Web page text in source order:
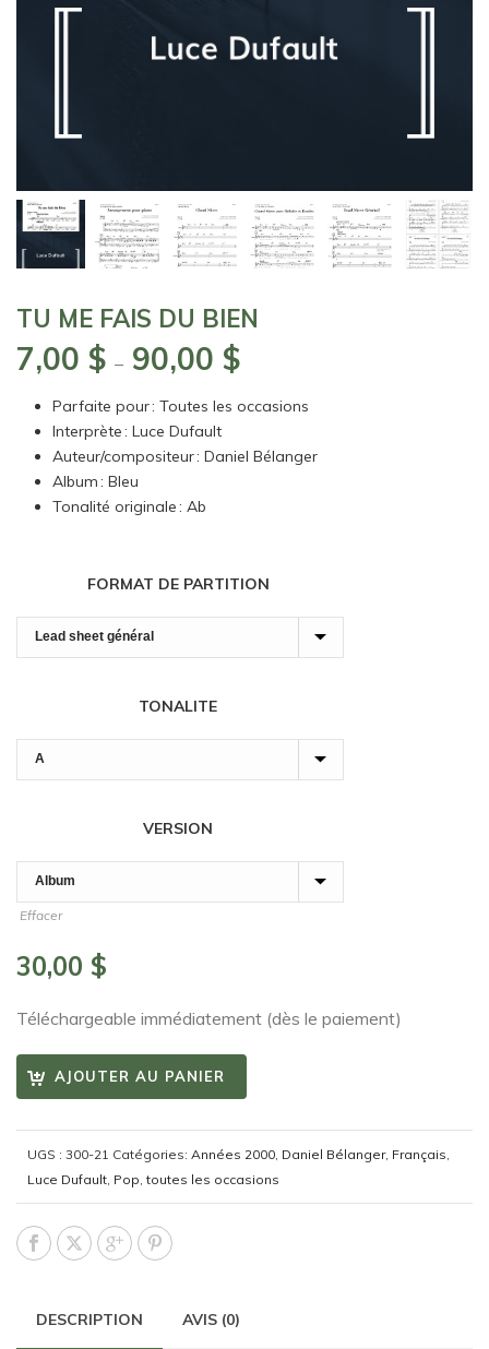
TU ME FAIS DU BIEN
7,00 $ – 90,00 $Plage
prix :
Parfaite pour : Toutes les occasions
Interprète : Luce Dufault
Auteur/compositeur : Daniel Bélanger
Album : Bleu
Tonalité originale : Ab
FORMAT DE PARTITION
TONALITE
VERSION
Effacer
30,00 $
Téléchargeable immédiatement (dès le paiement)
AJOUTER AU PANIER
UGS : 300-21 Catégories: Années 2000, Daniel Bélanger, Français,
Luce Dufault, Pop,toutes les occasions
DESCRIPTION AVIS (0)